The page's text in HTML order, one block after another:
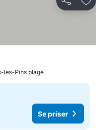
Dela
les-Pins plage
Se priser